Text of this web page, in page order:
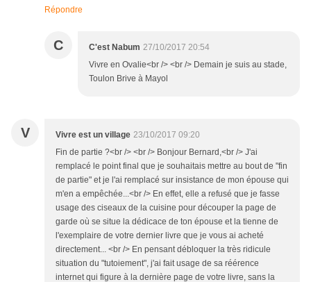
Répondre
C C'est Nabum 27/10/2017 20:54
Vivre en Ovalie<br /> <br /> Demain je suis au stade,
Toulon Brive à Mayol
V Vivre est un village 23/10/2017 09:20
Fin de partie ?<br /> <br /> Bonjour Bernard,<br /> J'ai
remplacé le point final que je souhaitais mettre au bout de "fin
de partie" et je l'ai remplacé sur insistance de mon épouse qui
m'en a empêchée...<br /> En effet, elle a refusé que je fasse
usage des ciseaux de la cuisine pour découper la page de
garde où se situe la dédicace de ton épouse et la tienne de
l'exemplaire de votre dernier livre que je vous ai acheté
directement... <br /> En pensant débloquer la très ridicule
situation du "tutoiement", j'ai fait usage de sa réérence
internet qui figure à la dernière page de votre livre, sans la